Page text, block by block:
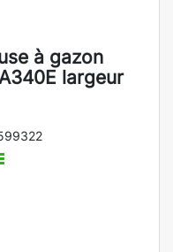
à gazon
largeur